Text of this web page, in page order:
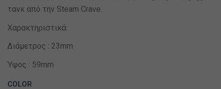
τανκ από την Steam Crave.
Χαρακτηριστικά:
Διάμετρος : 23mm
Ύψος : 59mm
COLOR